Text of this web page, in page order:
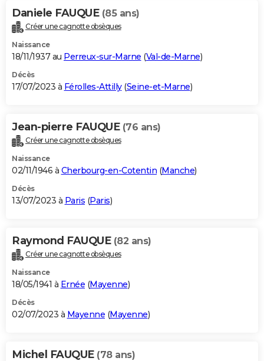
Daniele FAUQUE (85 ans)
Créer une cagnotte obsèques
Naissance
18/11/1937 au Perreux-sur-Marne (Val-de-Marne)
Décès
17/07/2023 à Férolles-Attilly(Seine-et-Marne)
Jean-pierre FAUQUE (76 ans)
Créer une cagnotte obsèques
Naissance
02/11/1946 à Cherbourg-en-Cotentin (Manche)
Décès
13/07/2023 à Paris (Paris)
Raymond FAUQUE (82 ans)
Créer une cagnotte obsèques
Naissance
18/05/1941 à Ernée (Mayenne)
Décès
02/07/2023 à Mayenne (Mayenne)
Michel FAUQUE (78 ans)